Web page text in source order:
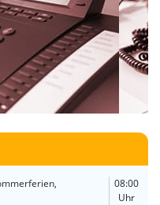
08:00
Uhr